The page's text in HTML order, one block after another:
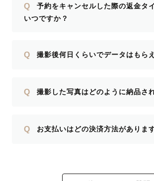
Q
予約をキャンセルした際の返金タ
いつですか？
Q 撮影後何日くらいでデータはもら
Q 撮影した写真はどのように納品さ
Q お支払いはどの決済方法がありま